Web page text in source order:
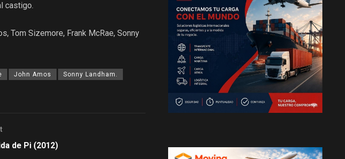
castigo.
Tom Sizemore, Frank McRae, Sonny
John Amos Sonny Landham.
de Pi (2012)